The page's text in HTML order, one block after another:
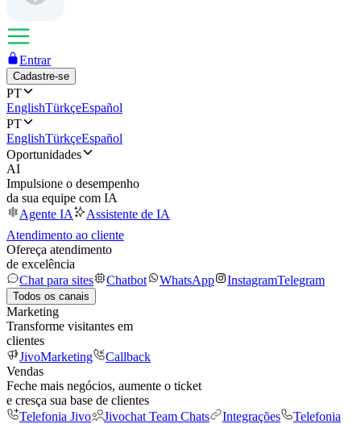
Entrar
Cadastre-se
PT
EnglishTürkçeEspañol
PT
EnglishTürkçeEspañol
Oportunidades
AI
Impulsione o desempenho
da sua equipe com IA
Agente IA
Assistente de IA
Atendimento ao cliente
Ofereça atendimento
de excelência
Chat para sites
Chatbot WhatsApp InstagramTelegram
Todos os canais
Marketing
Transforme visitantes em
clientes
JivoMarketing
Callback
Vendas
Feche mais negócios, aumente o ticket
e cresça sua base de clientes
Telefonia Jivo
Jivochat Team Chats Integrações
Telefonia